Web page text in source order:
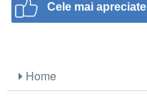
Cele mai apreciate
Home